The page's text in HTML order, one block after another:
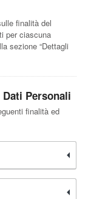
finalità del
per ciascuna
sezione “Dettagli
Personali
finalità ed